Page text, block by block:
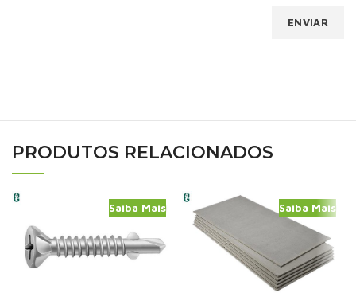
PRODUTOS RELACIONADOS
Saiba Mais Saiba Mais